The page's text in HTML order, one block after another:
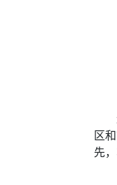
近
区
先